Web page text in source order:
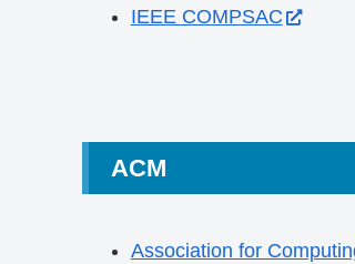
IEEE COMPSAC
ACM
Association for